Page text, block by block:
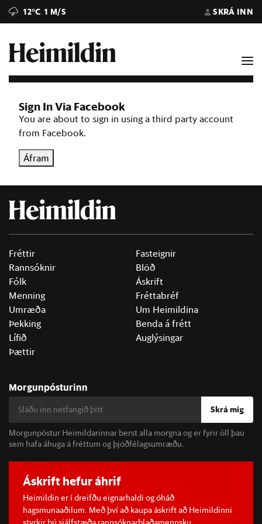
12°C 1 M/S SKRÁ INN
Sign In Via Facebook
You are about to sign in using a third party account
from Facebook.
Áfram
Fréttir
Rannsóknir
Fólk
Menning
Umræða
Þekking
Lífið
Þættir
Fasteignir
Blöð
Áskrift
Fréttabréf
Um Heimildina
Benda á frétt
Auglýsingar
Morgunpósturinn
Skrá mig
Morgunpóstur Heimildarinnar berst alla morgna og er fyrir öll þau
sem hafa áhuga á fréttum og þjóðfélagsumræðu.
Áskrift hefur áhrif
Heimildin er í dreifðu eignarhaldi og óháð
hagsmunaaðilum. Með því að kaupa áskrift að Heimildinni